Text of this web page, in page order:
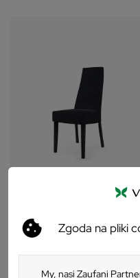
Zgoda na pliki
My, nasi Zaufani
Krzesło drewniane FAMEG AD-
2133